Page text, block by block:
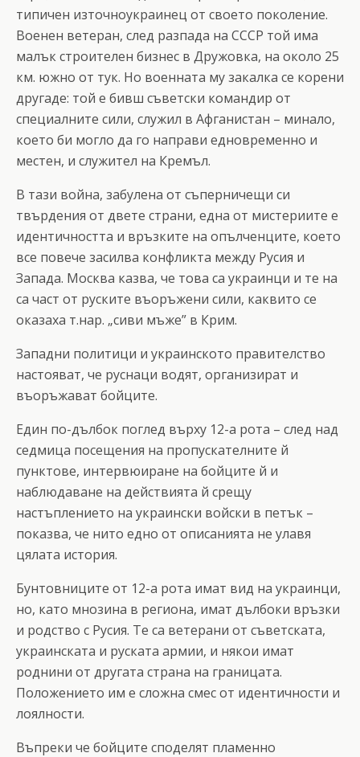
типичен източноукраинец от своето поколение.
Военен ветеран, след разпада на СССР той има
малък строителен бизнес в Дружовка, на около 25
км. южно от тук. Но военната му закалка се корени
другаде: той е бивш съветски командир от
специалните сили, служил в Афганистан – минало,
което би могло да го направи едновременно и
местен, и служител на Кремъл.
В тази война, забулена от съперничещи си
твърдения от двете страни, една от мистериите е
идентичността и връзките на опълченците, което
все повече засилва конфликта между Русия и
Запада. Москва казва, че това са украинци и те на
са част от руските въоръжени сили, каквито се
оказаха т.нар. „сиви мъже” в Крим.
Западни политици и украинското правителство
настояват, че руснаци водят, организират и
въоръжават бойците.
Един по-дълбок поглед върху 12-а рота – след над
седмица посещения на пропускателните й
пунктове, интервюиране на бойците й и
наблюдаване на действията й срещу
настъплението на украински войски в петък –
показва, че нито едно от описанията не улавя
цялата история.
Бунтовниците от 12-а рота имат вид на украинци,
но, като мнозина в региона, имат дълбоки връзки
и родство с Русия. Те са ветерани от съветската,
украинската и руската армии, и някои имат
роднини от другата страна на границата.
Положението им е сложна смес от идентичности и
лоялности.
Въпреки че бойците споделят пламенно